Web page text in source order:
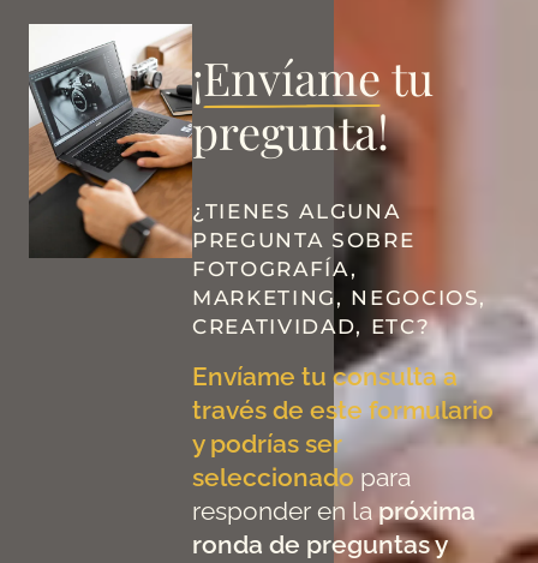
¡Envíametu
pregunta!
¿TIENES ALGUNA
PREGUNTA SOBRE
FOTOGRAFÍA,
MARKETING, NEGOCIOS,
CREATIVIDAD, ETC?
Envíame tu consulta a
través de este formulario
y podrías ser
seleccionado para
responder en la próxima
ronda de preguntas y